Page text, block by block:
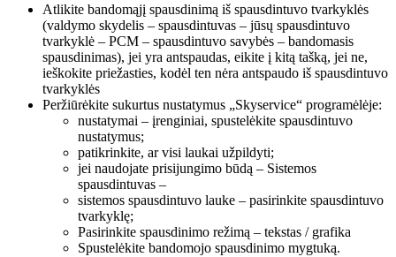
Atlikite bandomąjį spausdinimą iš spausdintuvo tvarkyklės
(valdymo skydelis – spausdintuvas – jūsų spausdintuvo
tvarkyklė – PCM – spausdintuvo savybės – bandomasis
spausdinimas), jei yra antspaudas, eikite į kitą tašką, jei ne,
ieškokite priežasties, kodėl ten nėra antspaudo iš spausdintuvo
tvarkyklės
Peržiūrėkite sukurtus nustatymus „Skyservice“ programėlėje:
nustatymai – įrenginiai, spustelėkite spausdintuvo
nustatymus;
patikrinkite, ar visi laukai užpildyti;
jei naudojate prisijungimo būdą – Sistemos
spausdintuvas –
sistemos spausdintuvo lauke – pasirinkite spausdintuvo
tvarkyklę;
Pasirinkite spausdinimo režimą – tekstas / grafika
Spustelėkite bandomojo spausdinimo mygtuką.